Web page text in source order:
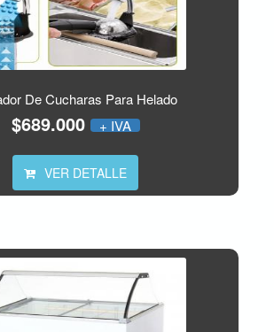
De Cucharas Para Helado
$689.000 + IVA
VER DETALLE